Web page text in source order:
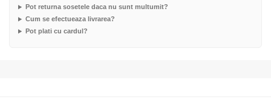
Pot returna sosetele daca nu sunt multumit?
Cum se efectueaza livrarea?
Pot plati cu cardul?